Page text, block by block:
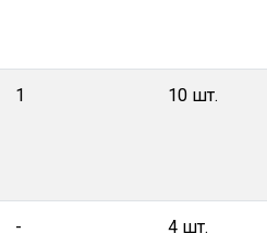
1 10 шт.
- 4 шт.